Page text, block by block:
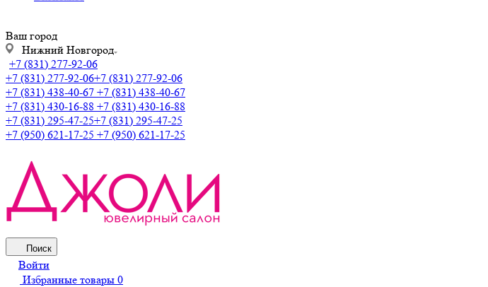
Ваш город
Нижний Новгород
+7 (831) 277-92-06
+7 (831) 277-92-06+7 (831) 277-92-06
+7 (831) 438-40-67 +7 (831) 438-40-67
+7 (831) 430-16-88 +7 (831) 430-16-88
+7 (831) 295-47-25+7 (831) 295-47-25
+7 (950) 621-17-25 +7 (950) 621-17-25
Поиск
Войти
Избранные товары 0